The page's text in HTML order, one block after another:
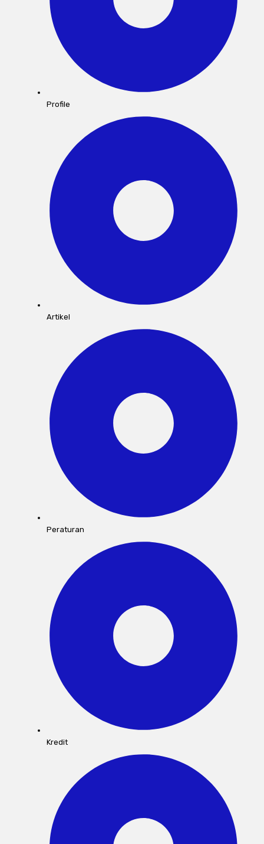
Profile
Artikel
Peraturan
Kredit